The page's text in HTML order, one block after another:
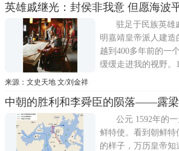
防守台州7年3个月，
大捷，彻底扭转了
光创建空心敌台的肇
英雄戚继光：封侯非我意 但愿海波
驻足于民族英雄
明嘉靖皇帝派人建
越到400多年前的一
缓缓走进我的视野。
继光在授业恩师梁
卫所军营，走向杀敌
已树立家国情怀的
发，热血在身躯奔涌
来源：文史天地 文/刘金祥
中朝的胜利和李舜臣的陨落——露
公元 1592年的
鲜特使。看到朝鲜特
的样子，万历皇帝